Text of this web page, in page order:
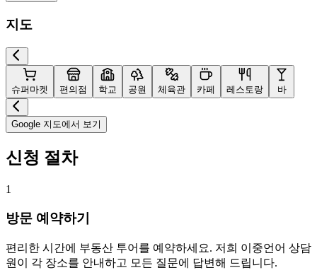
지도
슈퍼마켓 편의점 학교 공원 체육관 카페 레스토랑 바
Google 지도에서 보기
신청 절차
1
방문 예약하기
편리한 시간에 부동산 투어를 예약하세요. 저희 이중언어 상담
원이 각 장소를 안내하고 모든 질문에 답변해 드립니다.